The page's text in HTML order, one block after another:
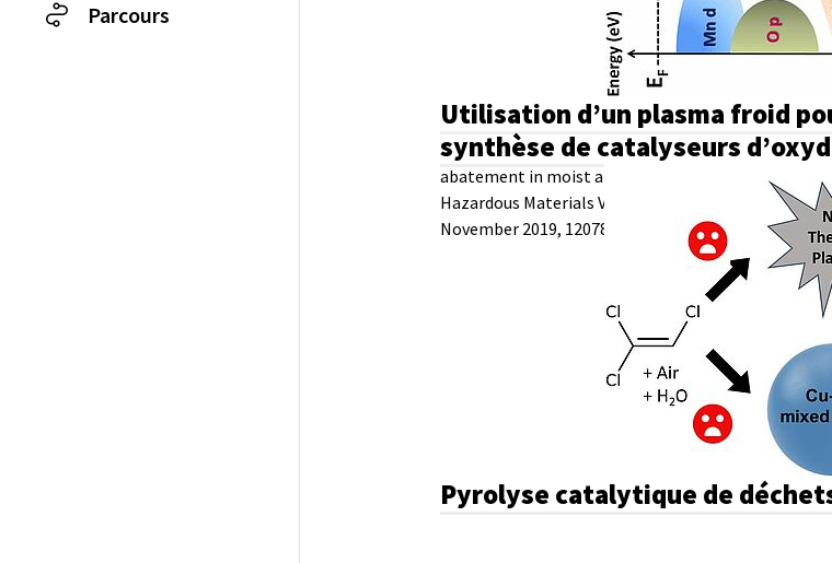
Parcours
Utilisation d’un plasma froid
synthèse de catalyseurs
abatement in moist air (Journal of
Hazardous Materials Volume 379, 5
November 2019, 120781)
Pyrolyse catalytique de